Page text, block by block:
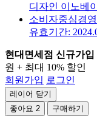
디자인 이노베
소비자중심경
유효기간:
현대면세점 신규가입
원 + 최대 10% 할인
회원가입 로그인
레이어 닫기
좋아요 2 구매하기